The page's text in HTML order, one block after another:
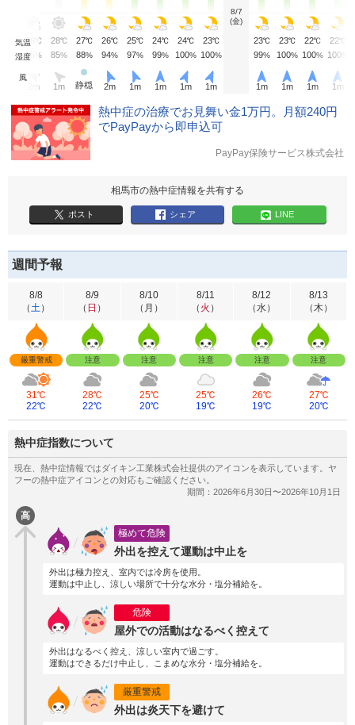
8/7
(金)
気温
℃ 28 ℃ 28℃ 27℃ 26℃ 25℃ 24℃ 24℃ 23℃ 23℃ 23℃ 22℃ 22℃
湿度
% 85 % 85% 88% 94% 97% 99% 100% 100% 99% 100% 100% 100
風
m 1m 静穏 2m 1m 1m 1m 1m 1m 1m 1m 1 m
熱中症の治療でお見舞い金1万円。月額240円
でPayPayから即申込可
PayPay保険サービス株式会社
相馬市の熱中症情報を共有する
ポスト シェア LINE
週間予報
8/8
（土）
厳重警戒
31℃
22℃
8/9
（ 日 ）
注意
28℃
22℃
8/10
（ 月 ）
注意
25℃
20℃
8/11
（ 火 ）
注意
25℃
19℃
8/12
（水）
注意
26℃
19℃
8/13
（木）
注意
27℃
20℃
熱中症指数について
高
極めて危険
外出を控えて運動は中止を
外出は極力控え、室内では冷房を使用。
運動は中止し、涼しい場所で十分な水分・塩分補給を。
危険
屋外での活動はなるべく控えて
外出はなるべく控え、涼しい室内で過ごす。
運動はできるだけ中止し、こまめな水分・塩分補給を。
厳重警戒
外出は炎天下を避けて